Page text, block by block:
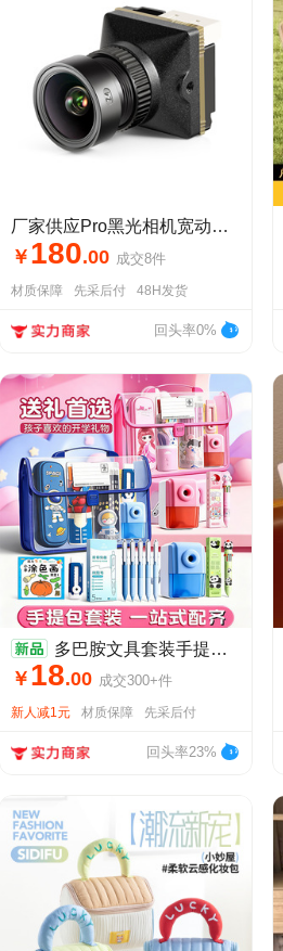
厂家供应Pro黑光相机宽动态FPV摄像头穿越机黑光相机夜视摄像头
￥ 180.00 成交8件
材质保障 先采后付 48H发货
回头率0%
多巴胺文具套装手提礼盒文具中小学生开学大礼包学习用品奖品礼物
￥ 18.00 成交300+件
新人减1元 材质保障 先采后付
回头率23%